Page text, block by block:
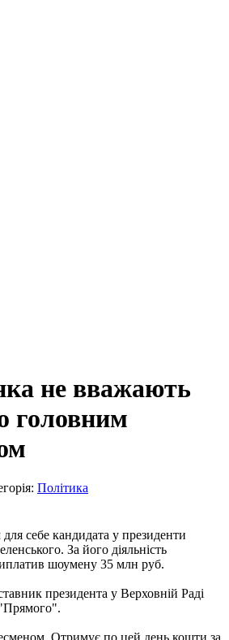
не вважають
головним
Політика
себе кандидата у президенти
За його діяльність
шоумену 35 млн руб.
президента у Верховній Раді
Отримує по цей день кошти за